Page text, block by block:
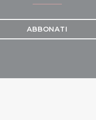
ABBONATI
FINESTRA))